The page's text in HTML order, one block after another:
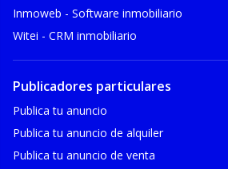
Inmoweb - Software inmobiliario
Witei - CRM inmobiliario
Publicadores particulares
Publica tu anuncio
Publica tu anuncio de alquiler
Publica tu anuncio de venta